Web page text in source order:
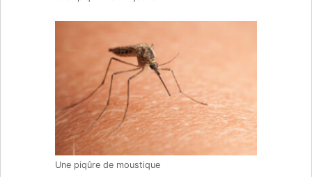
Une piqûre de moustique